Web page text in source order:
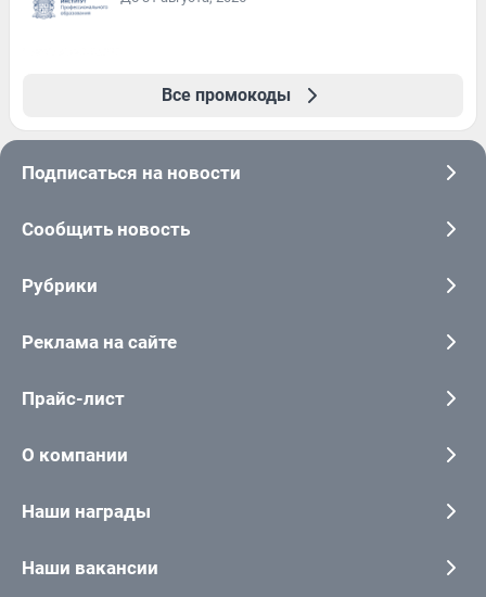
Все промокоды
Подписаться на новости
Сообщить новость
Рубрики
Реклама на сайте
Прайс-лист
О компании
Наши награды
Наши вакансии